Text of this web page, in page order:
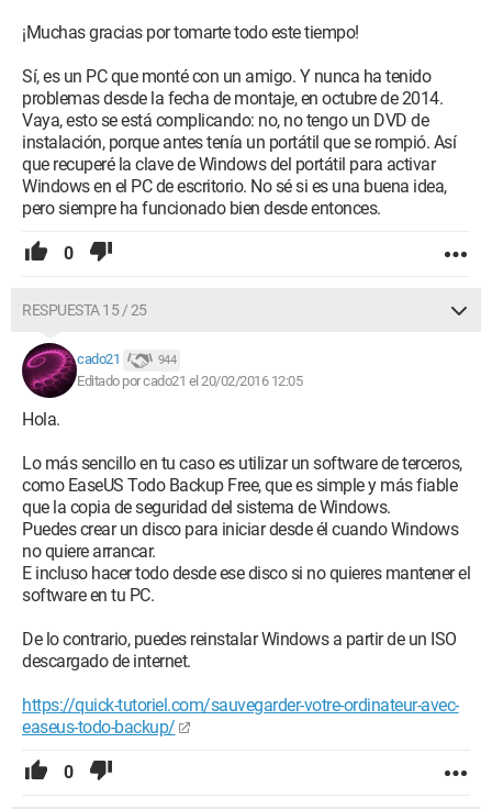
¡Muchas gracias por tomarte todo este tiempo!
Sí, es un PC que monté con un amigo. Y nunca ha tenido
problemas desde la fecha de montaje, en octubre de 2014.
Vaya, esto se está complicando: no, no tengo un DVD de
instalación, porque antes tenía un portátil que se rompió. Así
que recuperé la clave de Windows del portátil para activar
Windows en el PC de escritorio. No sé si es una buena idea,
pero siempre ha funcionado bien desde entonces.
0
RESPUESTA 15 / 25
cado21 944
Editado por cado21 el 20/02/2016 12:05
Hola.
Lo más sencillo en tu caso es utilizar un software de terceros,
como EaseUS Todo Backup Free, que es simple y más fiable
que la copia de seguridad del sistema de Windows.
Puedes crear un disco para iniciar desde él cuando Windows
no quiere arrancar.
E incluso hacer todo desde ese disco si no quieres mantener el
software en tu PC.
De lo contrario, puedes reinstalar Windows a partir de un ISO
descargado de internet.
https://quick-tutoriel.com/sauvegarder-votre-ordinateur-avec-
easeus-todo-backup/
0